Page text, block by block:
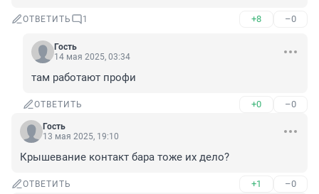
ОТВЕТИТЬ 1 +8 –0
Гость
14 мая 2025, 03:34
там работают профи
ОТВЕТИТЬ +0 –0
Гость
13 мая 2025, 19:10
Крышевание контакт бара тоже их дело?
ОТВЕТИТЬ +1 –0